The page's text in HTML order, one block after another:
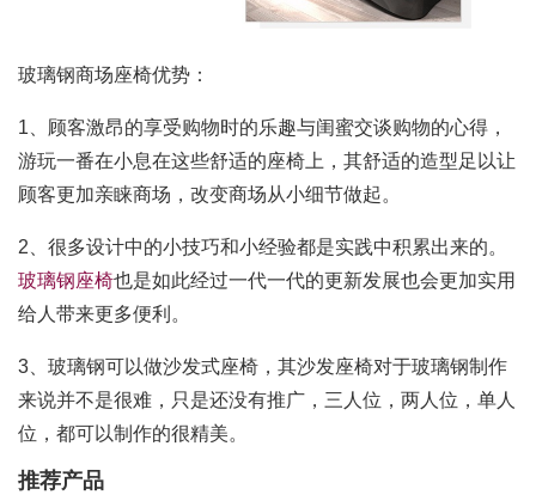
玻璃钢商场座椅优势：
1、顾客激昂的享受购物时的乐趣与闺蜜交谈购物的心得，
游玩一番在小息在这些舒适的座椅上，其舒适的造型足以让
顾客更加亲睐商场，改变商场从小细节做起。
2、很多设计中的小技巧和小经验都是实践中积累出来的。
玻璃钢座椅也是如此经过一代一代的更新发展也会更加实用
给人带来更多便利。
3、玻璃钢可以做沙发式座椅，其沙发座椅对于玻璃钢制作
来说并不是很难，只是还没有推广，三人位，两人位，单人
位，都可以制作的很精美。
推荐产品